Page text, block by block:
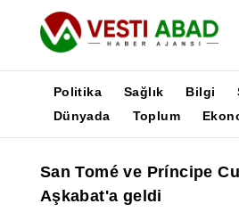
Yayınlar
Medya
Politika Sağlık Bilgi
Dünyada
Toplum
San Tomé ve Príncipe
Aşkabat'a geldi